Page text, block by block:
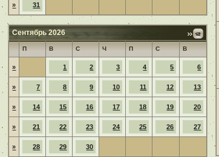
» 31
Сентябрь 2026
П В С Ч П С В
» 1 2 3 4 5 6
» 7 8 9 10 11 12 13
» 14 15 16 17 18 19 20
» 21 22 23 24 25 26 27
» 28 29 30